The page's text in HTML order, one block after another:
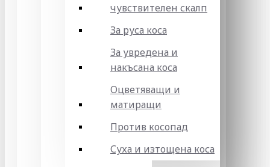
чувствителен скалп
За руса коса
За увредена и
накъсана коса
Оцветяващи и
матиращи
Против косопад
Суха и изтощена коса